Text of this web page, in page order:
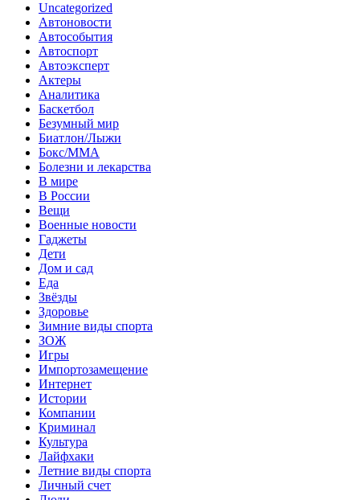
Uncategorized
Автоновости
Автособытия
Автоспорт
Автоэксперт
Актеры
Аналитика
Баскетбол
Безумный мир
Биатлон/Лыжи
Бокс/MMA
Болезни и лекарства
В мире
В России
Вещи
Военные новости
Гаджеты
Дети
Дом и сад
Еда
Звёзды
Здоровье
Зимние виды спорта
ЗОЖ
Игры
Импортозамещение
Интернет
Истории
Компании
Криминал
Культура
Лайфхаки
Летние виды спорта
Личный счет